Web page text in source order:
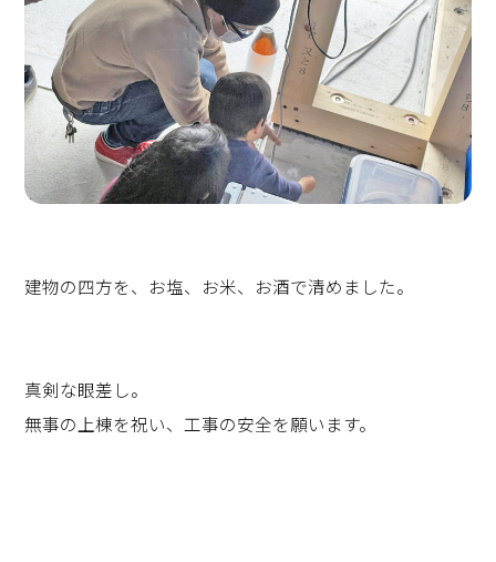
建物の四方を、お塩、お米、お酒で清めました。
真剣な眼差し。
無事の上棟を祝い、工事の安全を願います。